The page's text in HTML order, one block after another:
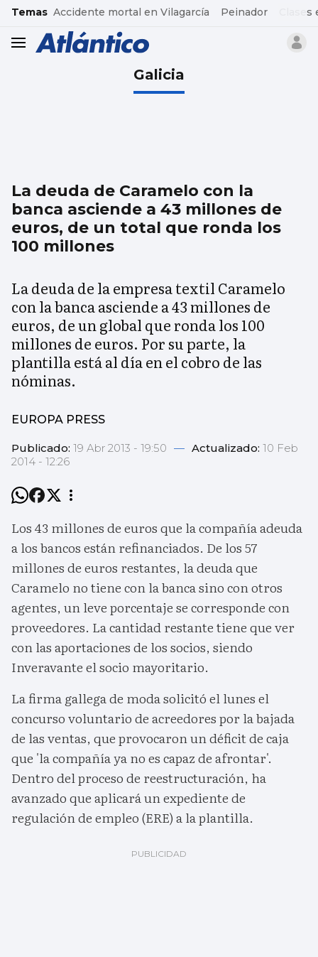
common.go-to-content
Temas Accidente mortal en Vilagarcía Peinador
header.menu.open
Galicia
La deuda de Caramelo con la
banca asciende a 43 millones de
euros, de un total que ronda los
100 millones
La deuda de la empresa textil Caramelo
con la banca asciende a 43 millones de
euros, de un global que ronda los 100
millones de euros. Por su parte, la
plantilla está al día en el cobro de las
nóminas.
EUROPA PRESS
Publicado: 19 Abr 2013 - 19:50 — Actualizado: 10 Feb
2014 - 12:26
Los 43 millones de euros que la compañía adeuda
a los bancos están refinanciados. De los 57
millones de euros restantes, la deuda que
Caramelo no tiene con la banca sino con otros
agentes, un leve porcentaje se corresponde con
proveedores. La cantidad restante tiene que ver
con las aportaciones de los socios, siendo
Inveravante el socio mayoritario.
La firma gallega de moda solicitó el lunes el
concurso voluntario de acreedores por la bajada
de las ventas, que provocaron un déficit de caja
que 'la compañía ya no es capaz de afrontar'.
Dentro del proceso de reestructuración, ha
avanzado que aplicará un expediente de
regulación de empleo (ERE) a la plantilla.